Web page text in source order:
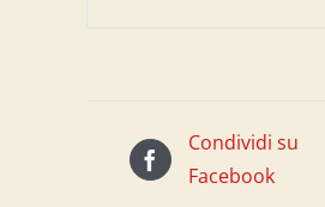
Condividi su
Facebook